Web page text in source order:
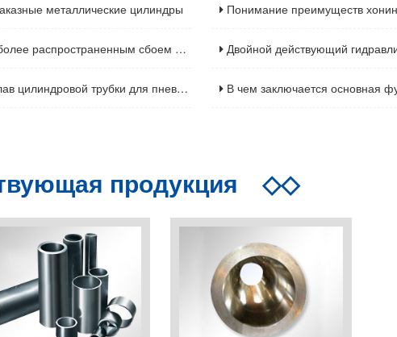
металлические цилиндры Понимание преимуществ
сбоем на гидравлическом цилиндре Двойной действующий гидравлический
трубки для пневматического цилиндра В чем заключается основная
продукция ◇◇